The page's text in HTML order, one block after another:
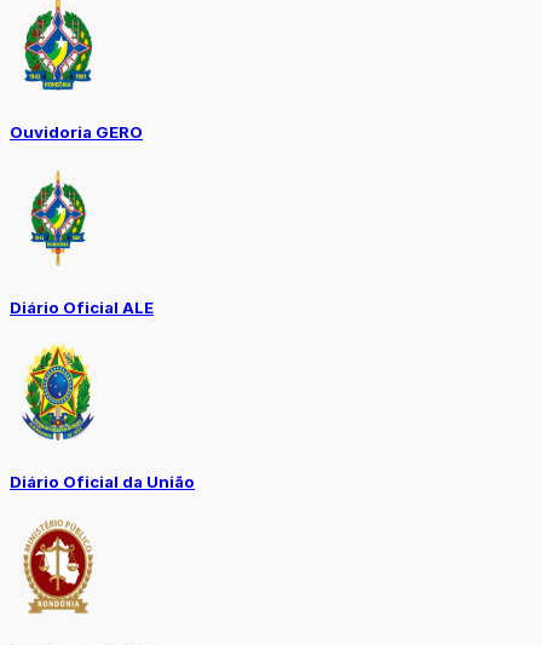
Ouvidoria GERO
Diário Oficial ALE
Diário Oficial da União